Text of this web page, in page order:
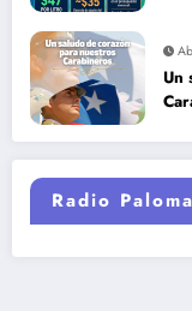
Un
Radio